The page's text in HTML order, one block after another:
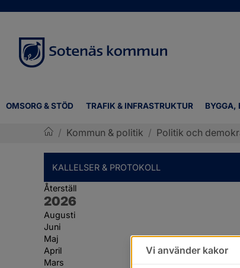
OMSORG & STÖD TRAFIK & INFRASTRUKTUR BYGGA,
/ Kommun & politik / Politik och
KALLELSER & PROTOKOLL
Återställ
År:
2026
Augusti
Juni
Maj
April
Mars
Vi använder kakor